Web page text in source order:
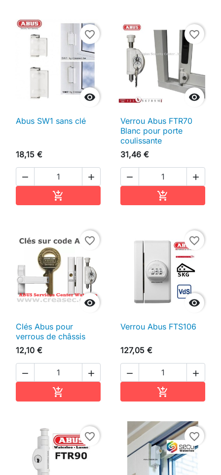

favorite_border
Abus SW1 sans clé
18,15 €
 


favorite_border
Verrou Abus FTR70
Blanc pour porte
coulissante
31,46 €
 


favorite_border
Clés Abus pour
verrous de châssis
12,10 €
 


favorite_border
Verrou Abus FTS106
127,05 €
 

favorite_border favorite_border